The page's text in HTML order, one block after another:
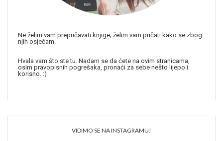
Ne želim vam prepričavati knjige; želim vam pričati kako se zbog
njih osjećam.
Hvala vam što ste tu. Nadam se da ćete na ovim stranicama,
osim pravopisnih pogrešaka, pronaći za sebe nešto lijepo i
korisno. :)
VIDIMO SE NA INSTAGRAMU!